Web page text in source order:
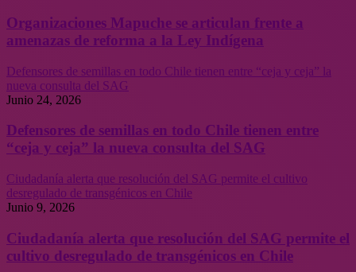
Organizaciones Mapuche se articulan frente a
amenazas de reforma a la Ley Indígena
Defensores de semillas en todo Chile tienen entre “ceja y ceja” la
nueva consulta del SAG
Junio 24, 2026
Defensores de semillas en todo Chile tienen entre
“ceja y ceja” la nueva consulta del SAG
Ciudadanía alerta que resolución del SAG permite el cultivo
desregulado de transgénicos en Chile
Junio 9, 2026
Ciudadanía alerta que resolución del SAG permite el
cultivo desregulado de transgénicos en Chile